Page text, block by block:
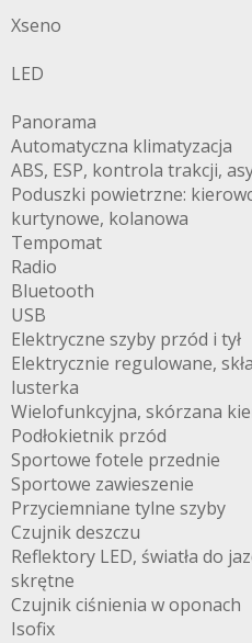
Xseno
LED
Panorama
Automatyczna klimatyzacja
ABS, ESP, kontrola trakcji,
Poduszki powietrzne:
kurtynowe, kolanowa
Tempomat
Radio
Bluetooth
USB
Elektryczne szyby przód i tył
Elektrycznie regulowane,
lusterka
Wielofunkcyjna, skórzana
Podłokietnik przód
Sportowe fotele przednie
Sportowe zawieszenie
Przyciemniane tylne szyby
Czujnik deszczu
Reflektory LED, światła do
skrętne
Czujnik ciśnienia w oponach
Isofix